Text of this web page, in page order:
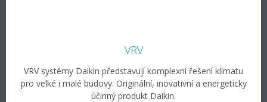
VRV
VRV systémy Daikin představují komplexní řešení klimatu
pro velké i malé budovy. Originální, inovativní a energeticky
účinný produkt Daikin.